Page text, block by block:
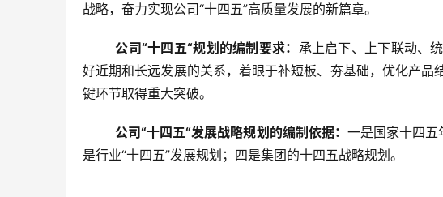
战略，奋力实现公司“十四五”高质量发展的新篇章。
公司“十四五“规划的编制要求： 承上启下、上下联动、
好近期和长远发展的关系，着眼于补短板、夯基础，优化产
键环节取得重大突破。
公司“十四五“发展战略规划的编制依据： 一是国家十四五
是行业“十四五”发展规划；四是集团的十四五战略规划。